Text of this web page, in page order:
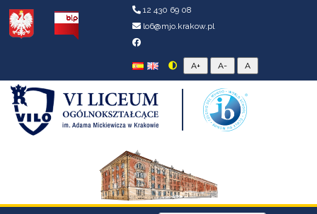
12 430 69 08
lo6@mjo.krakow.pl